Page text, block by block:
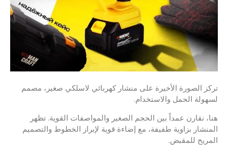
تركز الصورة الأخيرة على منشار كهربائي لاسلكي صغير، مصمم
لسهولة الحمل والاستخدام.
هنا، نقارن عمداً بين الحجم الصغير والمواصفات القوية. تظهر
المنشار بزاوية طفيفة، مع إضاءة قوية لإبراز الخطوط والتصميم
المريح للمقبض.